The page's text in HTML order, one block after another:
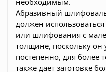
необходимым.
Абразивный
должен
или шлифования с
толщине, поскольку он
постепенно, для более
также дает заготовке